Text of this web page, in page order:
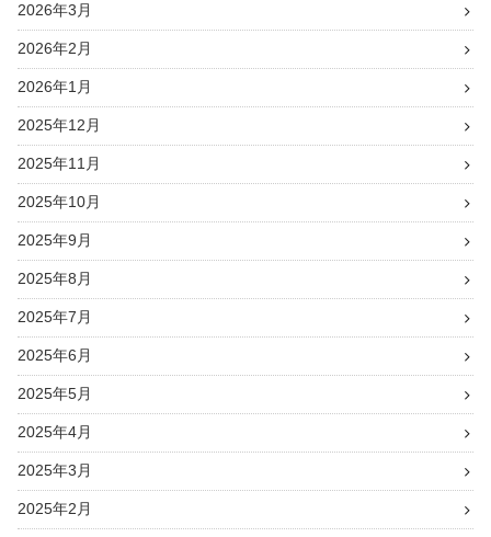
2026年3月
2026年2月
2026年1月
2025年12月
2025年11月
2025年10月
2025年9月
2025年8月
2025年7月
2025年6月
2025年5月
2025年4月
2025年3月
2025年2月